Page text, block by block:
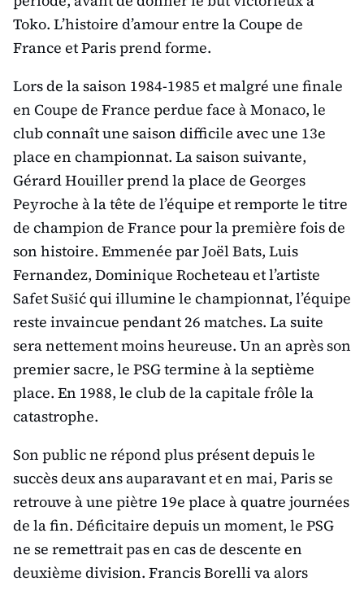
Toko. L’histoire d’amour entre la Coupe de
France et Paris prend forme.
Lors de la saison 1984-1985 et malgré une finale
en Coupe de France perdue face à Monaco, le
club connaît une saison difficile avec une 13e
place en championnat. La saison suivante,
Gérard Houiller prend la place de Georges
Peyroche à la tête de l’équipe et remporte le titre
de champion de France pour la première fois de
son histoire. Emmenée par Joël Bats, Luis
Fernandez, Dominique Rocheteau et l’artiste
Safet Sušić qui illumine le championnat, l’équipe
reste invaincue pendant 26 matches. La suite
sera nettement moins heureuse. Un an après son
premier sacre, le PSG termine à la septième
place. En 1988, le club de la capitale frôle la
catastrophe.
Son public ne répond plus présent depuis le
succès deux ans auparavant et en mai, Paris se
retrouve à une piètre 19e place à quatre journées
de la fin. Déficitaire depuis un moment, le PSG
ne se remettrait pas en cas de descente en
deuxième division. Francis Borelli va alors